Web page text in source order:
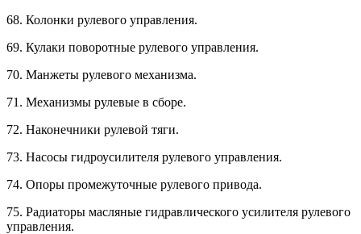
68. Колонки рулевого управления.
69. Кулаки поворотные рулевого управления.
70. Манжеты рулевого механизма.
71. Механизмы рулевые в сборе.
72. Наконечники рулевой тяги.
73. Насосы гидроусилителя рулевого управления.
74. Опоры промежуточные рулевого привода.
75. Радиаторы масляные гидравлического усилителя рулевого
управления.